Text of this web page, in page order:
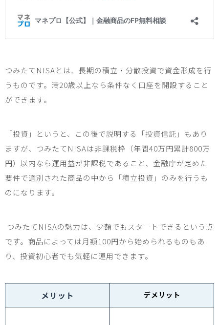
つみたてNISAとは、長期の積立・分散投資で資金形成を行
うものです。満20歳以上なら条件なく口座を開設すること
ができます。
「投資」というと、この後で説明する「投資信託」もあり
ますが、つみたてNISAは非課税枠（年間40万円累計800万
円）以内なら運用益が非課税であること、金融庁が定めた
要件で選別された商品の中から「積立投資」のみを行うも
のになります。
つみたてNISAの魅力は、少額でもスタートできるという点
です。商品によっては月額100円から始められるものもあ
り、投資初心者でも気軽に運用できます。
メリット デメリット